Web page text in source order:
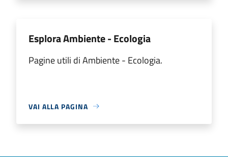
Esplora Ambiente - Ecologia
Pagine utili di Ambiente - Ecologia.
VAI ALLA PAGINA